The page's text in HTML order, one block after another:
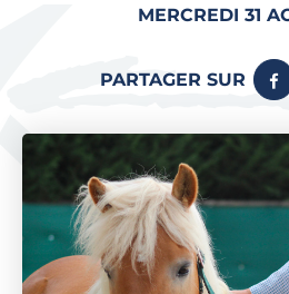
MERCREDI 31
PARTAGER SUR